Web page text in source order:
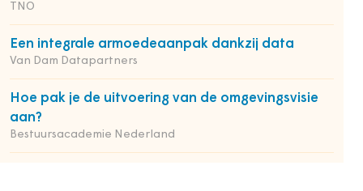
TNO
Een integrale armoedeaanpak dankzij data
Van Dam Datapartners
Hoe pak je de uitvoering van de omgevingsvisie
aan?
Bestuursacademie Nederland